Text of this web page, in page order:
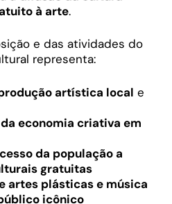
à arte.
e das atividades do
representa:
artística local e
economia criativa em
da população a
gratuitas
artes plásticas e música
icônico